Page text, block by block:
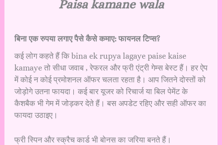
Paisa kamane wala
बिना एक रुपया लगाए पैसे कैसे कमाए: फायनल टिप्स?
कई लोग कहते हैं कि bina ek rupya lagaye paise kaise
kamaye तो सीधा जवाब , रेफरल और फ्री एंट्री गेम्स बेस्ट हैं। हर ऐप
में कोई न कोई प्रमोशनल ऑफर चलता रहता है। आप जितने दोस्तों को
जोड़ोगे उतना फायदा। कई बार यूजर को रिचार्ज या बिल पेमेंट के
कैशबैक भी गेम में जोड़कर देते हैं। बस अपडेट रहिए और सही ऑफर का
फायदा उठाइए।
फ्री स्पिन और स्क्रैच कार्ड भी बोनस का जरिया बनते हैं।